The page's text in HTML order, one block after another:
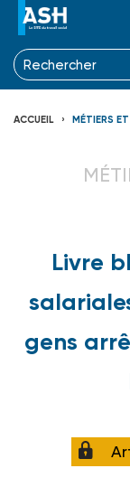
ACCUEIL MÉTIERS
Livre
gens